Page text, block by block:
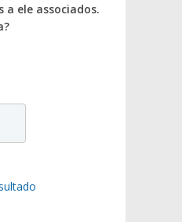
ele associados.